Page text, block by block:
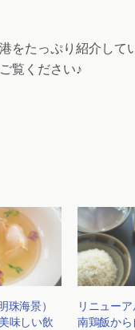
をたっぷり紹介して
覧ください♪
珠海景）
味しい飲
リニュー
南鶏飯から